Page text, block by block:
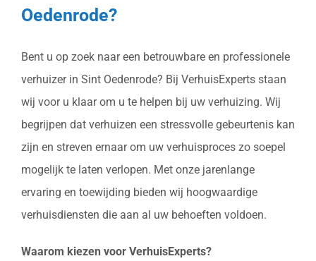
Oedenrode?
Bent u op zoek naar een betrouwbare en professionele
verhuizer in Sint Oedenrode? Bij VerhuisExperts staan
wij voor u klaar om u te helpen bij uw verhuizing. Wij
begrijpen dat verhuizen een stressvolle gebeurtenis kan
zijn en streven ernaar om uw verhuisproces zo soepel
mogelijk te laten verlopen. Met onze jarenlange
ervaring en toewijding bieden wij hoogwaardige
verhuisdiensten die aan al uw behoeften voldoen.
Waarom kiezen voor VerhuisExperts?